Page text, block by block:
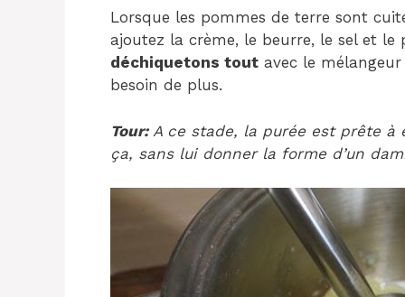
Lorsque les pommes de terre sont
ajoutez la crème, le beurre, le sel et
déchiquetons tout avec le
besoin de plus.
Tour:A ce stade, la purée est prête à
ça, sans lui donner la forme d’un